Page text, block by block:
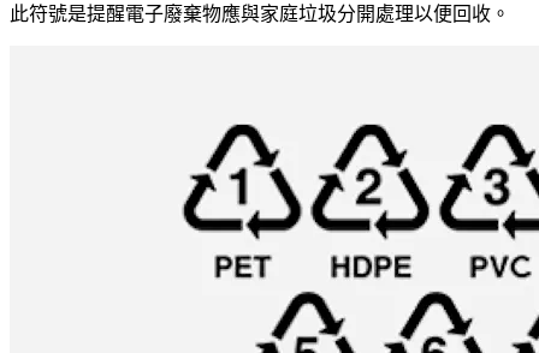
此符號是提醒電子廢棄物應與家庭垃圾分開處理以便回收。